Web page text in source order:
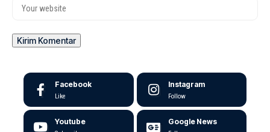
Facebook
Like
Instagram
Follow
Youtube Google News